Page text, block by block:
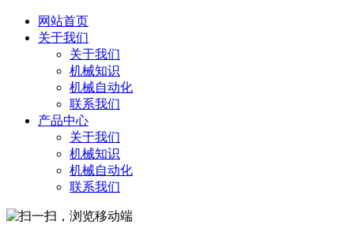
网站首页
关于我们
关于我们
机械知识
机械自动化
联系我们
产品中心
关于我们
机械知识
机械自动化
联系我们